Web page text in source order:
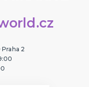
Praha 2